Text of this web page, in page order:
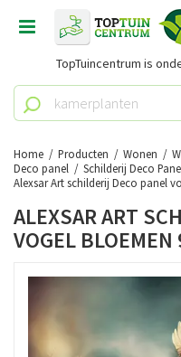
Home Producten Wonen
Deco panel
Schilderij Deco
Alexsar Art schilderij Deco panel
TopTuincentrum is
ALEXSAR ART
VOGEL BLOEMEN